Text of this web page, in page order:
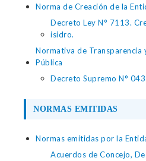
Norma de Creación de la
Decreto Ley N° 7113.
isidro.
Normativa de Transparencia
Pública
Decreto Supremo N°
NORMAS EMITIDAS
Normas emitidas por la
Acuerdos de Concejo,